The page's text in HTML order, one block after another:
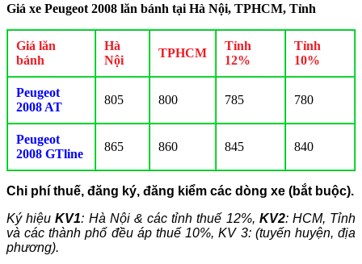
Giá xe Peugeot 2008 lăn bánh tại Hà Nội, TPHCM, Tỉnh
Giá lăn
bánh
Hà
Nội
TPHCM
Tỉnh
12%
Tỉnh
10%
Peugeot
2008 AT
805 800 785 780
Peugeot
2008 GTline
865 860 845 840
Chi phí thuế, đăng ký, đăng kiểm các dòng xe (bắt buộc).
Ký hiệuKV1: Hà Nội & các tỉnh thuế 12%, KV2: HCM, Tỉnh
và các thành phố đều áp thuế 10%, KV 3: (tuyến huyện, địa
phương).